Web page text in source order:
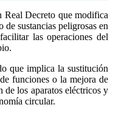
Real Decreto que modifica
sustancias peligrosas en
las operaciones del
que implica la sustitución
funciones o la mejora de
los aparatos eléctricos y
circular.